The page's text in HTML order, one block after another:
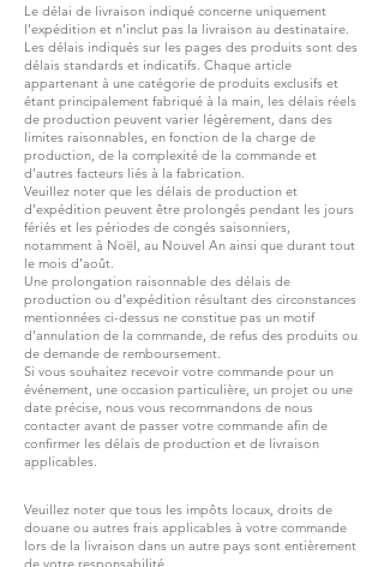
Le délai de livraison indiqué concerne uniquement
l’expédition et n’inclut pas la livraison au destinataire.
Les délais indiqués sur les pages des produits sont des
délais standards et indicatifs. Chaque article
appartenant à une catégorie de produits exclusifs et
étant principalement fabriqué à la main, les délais réels
de production peuvent varier légèrement, dans des
limites raisonnables, en fonction de la charge de
production, de la complexité de la commande et
d’autres facteurs liés à la fabrication.
Veuillez noter que les délais de production et
d’expédition peuvent être prolongés pendant les jours
fériés et les périodes de congés saisonniers,
notamment à Noël, au Nouvel An ainsi que durant tout
le mois d’août.
Une prolongation raisonnable des délais de
production ou d’expédition résultant des circonstances
mentionnées ci-dessus ne constitue pas un motif
d’annulation de la commande, de refus des produits ou
de demande de remboursement.
Si vous souhaitez recevoir votre commande pour un
événement, une occasion particulière, un projet ou une
date précise, nous vous recommandons de nous
contacter avant de passer votre commande afin de
confirmer les délais de production et de livraison
applicables.
Veuillez noter que tous les impôts locaux, droits de
douane ou autres frais applicables à votre commande
lors de la livraison dans un autre pays sont entièrement
de votre responsabilité.